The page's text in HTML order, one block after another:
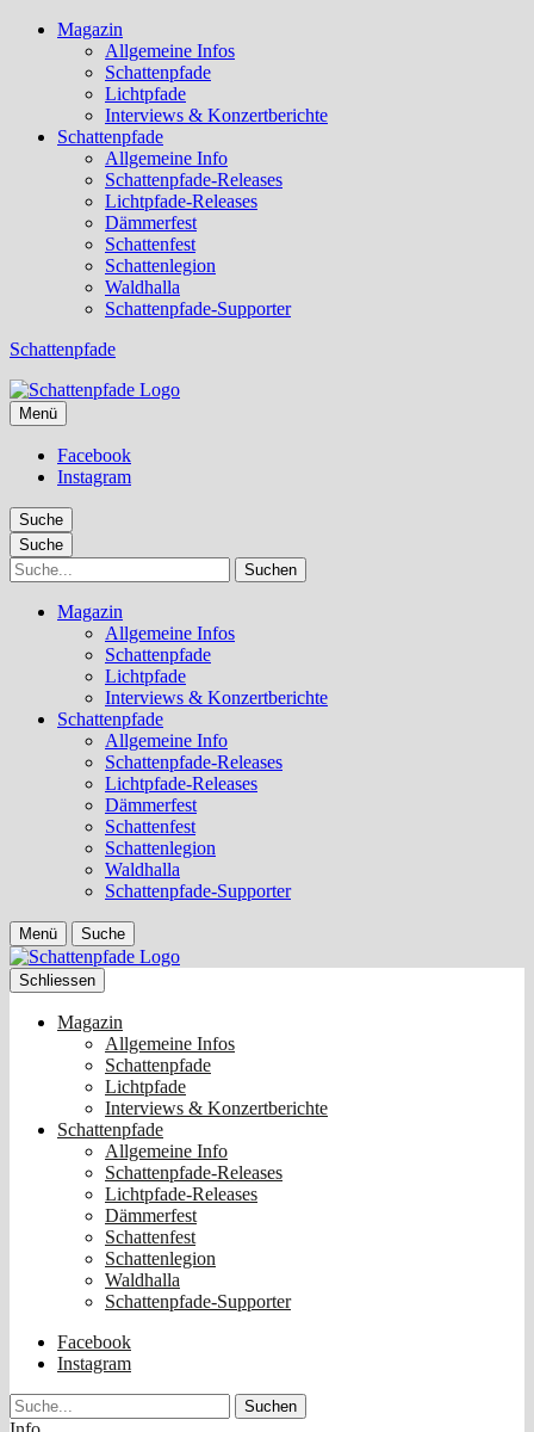
Magazin
Allgemeine Infos
Schattenpfade
Lichtpfade
Interviews & Konzertberichte
Schattenpfade
Allgemeine Info
Schattenpfade-Releases
Lichtpfade-Releases
Dämmerfest
Schattenfest
Schattenlegion
Waldhalla
Schattenpfade-Supporter
Schattenpfade
Menü
Facebook
Instagram
Suche
Suche
Suche
Magazin
Allgemeine Infos
Schattenpfade
Lichtpfade
Interviews & Konzertberichte
Schattenpfade
Allgemeine Info
Schattenpfade-Releases
Lichtpfade-Releases
Dämmerfest
Schattenfest
Schattenlegion
Waldhalla
Schattenpfade-Supporter
Menü Suche
Schliessen
Magazin
Allgemeine Infos
Schattenpfade
Lichtpfade
Interviews & Konzertberichte
Schattenpfade
Allgemeine Info
Schattenpfade-Releases
Lichtpfade-Releases
Dämmerfest
Schattenfest
Schattenlegion
Waldhalla
Schattenpfade-Supporter
Facebook
Instagram
Suche